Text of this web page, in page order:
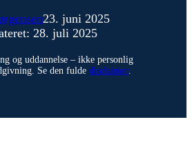
23. juni 2025
28. juli 2025
og uddannelse – ikke personlig
Se den fulde disclaimer.